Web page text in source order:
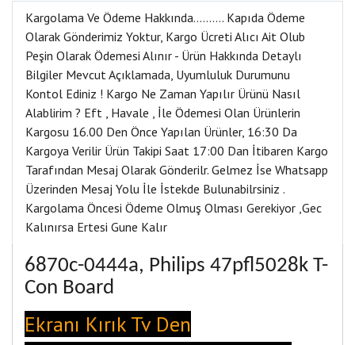
Kargolama Ve Ödeme Hakkında………. Kapıda Ödeme
Olarak Gönderimiz Yoktur, Kargo Ücreti Alıcı Ait Olub
Peşin Olarak Ödemesi Alınır - Ürün Hakkında Detaylı
Bilgiler Mevcut Açıklamada, Uyumluluk Durumunu
Kontol Ediniz ! Kargo Ne Zaman Yapılır Ürünü Nasıl
Alablirim ? Eft , Havale , İle Ödemesi Olan Ürünlerin
Kargosu 16.00 Den Önce Yapılan Ürünler, 16:30 Da
Kargoya Verilir Ürün Takipi Saat 17:00 Dan İtibaren Kargo
Tarafından Mesaj Olarak Gönderilr. Gelmez İse Whatsapp
Üzerinden Mesaj Yolu İle İstekde Bulunabilrsiniz .
Kargolama Öncesi Ödeme Olmuş Olması Gerekiyor ,Gec
Kalınırsa Ertesi Gune Kalır
6870c-0444a, Philips 47pfl5028k T-
Con Board
Ekranı Kırık Tv Den